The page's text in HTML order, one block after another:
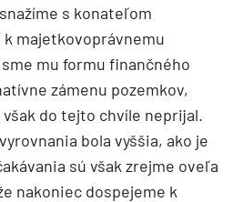
s konateľom
majetkovoprávnemu
mu formu finančného
zámenu pozemkov,
do tejto chvíle neprijal.
bola vyššia, ako je
sú však zrejme oveľa
nakoniec dospejeme k